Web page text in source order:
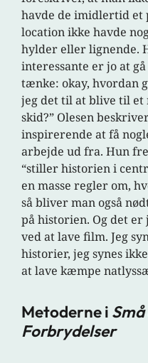
havde de imidlertid et
location ikke havde
hylder eller lignende.
interessante er jo at
tænke: okay, hvordan
jeg det til at blive til et
skid?” Olesen
inspirerende at få
arbejde ud fra. Hun
“stiller historien i
en masse regler om,
så bliver man også
på historien. Og det er
ved at lave film. Jeg
historier, jeg synes
at lave kæmpe
Metoderne i
Forbrydelser